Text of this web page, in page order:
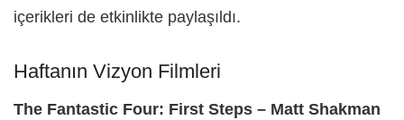
içerikleri de etkinlikte paylaşıldı.
Haftanın Vizyon Filmleri
The Fantastic Four: First Steps – Matt Shakman